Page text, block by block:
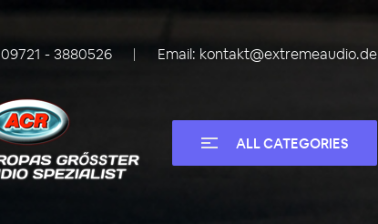
09721 - 3880526 Email: kontakt@extremeaudio.de
ALL CATEGORIES